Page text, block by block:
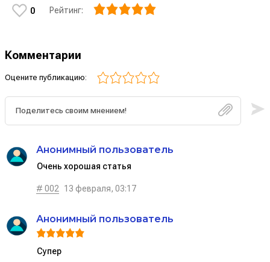
0 Рейтинг:
Комментарии
Оцените публикацию:
Анонимный пользователь
Очень хорошая статья
# 002 13 февраля, 03:17
Анонимный пользователь
Супер